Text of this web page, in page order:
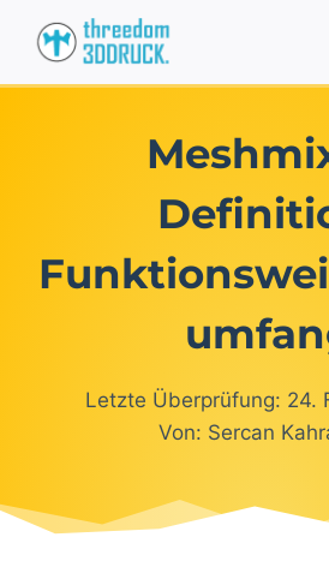
Inhalt
springen
Letzte Überprüfung: 24.
Von: Sercan